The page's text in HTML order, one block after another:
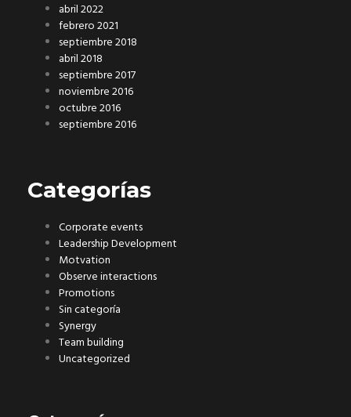
abril 2022
febrero 2021
septiembre 2018
abril 2018
septiembre 2017
noviembre 2016
octubre 2016
septiembre 2016
Categorías
Corporate events
Leadership Development
Motvation
Observe interactions
Promotions
Sin categoría
Synergy
Team building
Uncategorized